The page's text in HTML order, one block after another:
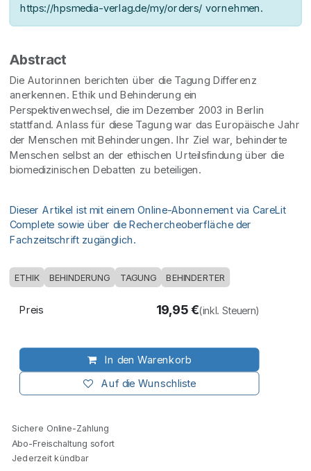
https://hpsmedia-verlag.de/my/orders/ vornehmen.
Abstract
Die Autorinnen berichten über die Tagung Differenz
anerkennen. Ethik und Behinderung ein
Perspektivenwechsel, die im Dezember 2003 in Berlin
stattfand. Anlass für diese Tagung war das Europäische Jahr
der Menschen mit Behinderungen. Ihr Ziel war, behinderte
Menschen selbst an der ethischen Urteilsfindung über die
biomedizinischen Debatten zu beteiligen.
Dieser Artikel ist mit einem Online-Abonnement via CareLit
Complete sowie über die Rechercheoberfläche der
Fachzeitschrift zugänglich.
ETHIK BEHINDERUNG TAGUNG BEHINDERTER
In den Warenkorb
Auf die Wunschliste
Preis 19,95€(inkl. Steuern)
Sichere Online-Zahlung
Abo-Freischaltung sofort
Jederzeit kündbar